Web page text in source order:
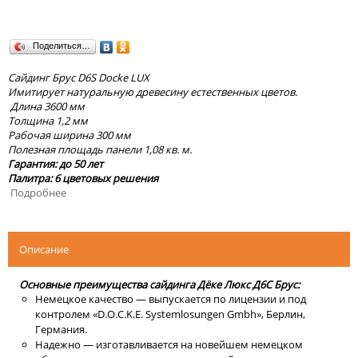
Поделиться…
Сайдинг Брус D6S Docke LUX
Имитирует натуральную древесину естественных цветов.
Длина 3600 мм
Толщина 1,2 мм
Рабочая ширина 300 мм
Полезная площадь панели 1,08 кв. м.
Гарантия: до 50 лет
Палитра: 6 цветовых решения
Подробнее
Описание
Основные преимущества сайдинга Дёке Люкс Д6С Брус:
Немецкое качество — выпускается по лицензии и под
контролем «D.O.C.K.E. Systemlosungen Gmbh», Берлин,
Германия.
Надежно — изготавливается на новейшем немецком